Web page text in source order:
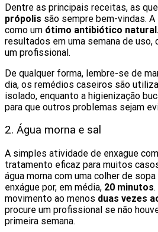
Dentre as principais receitas, as
própolis são sempre bem-vindas.
como um ótimo antibiótico natural.
resultados em uma semana de
um profissional.
De qualquer forma, lembre-se de
dia, os remédios caseiros são
isolado, enquanto a higienização
para que outros problemas sejam
2. Água morna e sal
A simples atividade de enxague
tratamento eficaz para muitos
água morna com uma colher de
enxágue por, em média, 20 minutos
movimento ao menos duas vezes
procure um profissional se não
primeira semana.